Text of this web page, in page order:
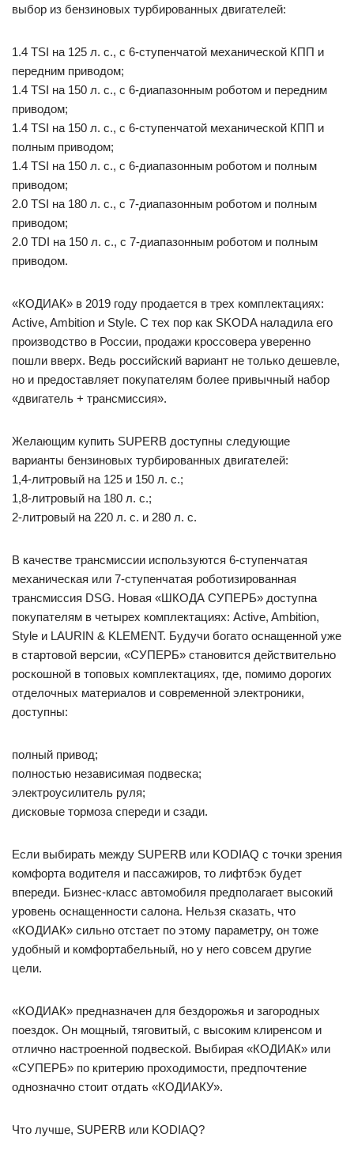
выбор из бензиновых турбированных двигателей:
1.4 TSI на 125 л. с., с 6-ступенчатой механической КПП и
передним приводом;
1.4 TSI на 150 л. с., с 6-диапазонным роботом и передним
приводом;
1.4 TSI на 150 л. с., с 6-ступенчатой механической КПП и
полным приводом;
1.4 TSI на 150 л. с., с 6-диапазонным роботом и полным
приводом;
2.0 TSI на 180 л. с., с 7-диапазонным роботом и полным
приводом;
2.0 TDI на 150 л. с., с 7-диапазонным роботом и полным
приводом.
«КОДИАК» в 2019 году продается в трех комплектациях:
Active, Ambition и Style. С тех пор как SKODA наладила его
производство в России, продажи кроссовера уверенно
пошли вверх. Ведь российский вариант не только дешевле,
но и предоставляет покупателям более привычный набор
«двигатель + трансмиссия».
Желающим купить SUPERB доступны следующие
варианты бензиновых турбированных двигателей:
1,4-литровый на 125 и 150 л. с.;
1,8-литровый на 180 л. с.;
2-литровый на 220 л. с. и 280 л. с.
В качестве трансмиссии используются 6-ступенчатая
механическая или 7-ступенчатая роботизированная
трансмиссия DSG. Новая «ШКОДА СУПЕРБ» доступна
покупателям в четырех комплектациях: Active, Ambition,
Style и LAURIN & KLEMENT. Будучи богато оснащенной уже
в стартовой версии, «СУПЕРБ» становится действительно
роскошной в топовых комплектациях, где, помимо дорогих
отделочных материалов и современной электроники,
доступны:
полный привод;
полностью независимая подвеска;
электроусилитель руля;
дисковые тормоза спереди и сзади.
Если выбирать между SUPERB или KODIAQ с точки зрения
комфорта водителя и пассажиров, то лифтбэк будет
впереди. Бизнес-класс автомобиля предполагает высокий
уровень оснащенности салона. Нельзя сказать, что
«КОДИАК» сильно отстает по этому параметру, он тоже
удобный и комфортабельный, но у него совсем другие
цели.
«КОДИАК» предназначен для бездорожья и загородных
поездок. Он мощный, тяговитый, с высоким клиренсом и
отлично настроенной подвеской. Выбирая «КОДИАК» или
«СУПЕРБ» по критерию проходимости, предпочтение
однозначно стоит отдать «КОДИАКУ».
Что лучше, SUPERB или KODIAQ?